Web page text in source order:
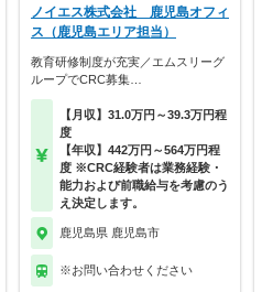
ノイエス株式会社 鹿児島オフィ
ス（鹿児島エリア担当）
教育研修制度が充実／エムスリーグ
ループでCRC募集…
【月収】31.0万円～39.3万円程
度
【年収】442万円～564万円程
度 ※CRC経験者は業務経験・
能力および前職給与を考慮のう
え決定します。
鹿児島県 鹿児島市
※お問い合わせください